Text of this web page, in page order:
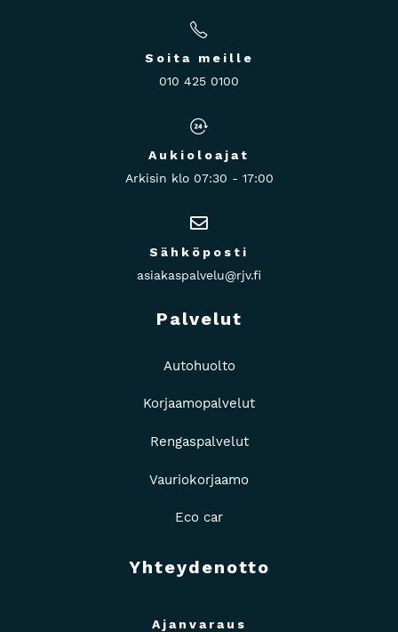
Soita meille
010 425 0100
Aukioloajat
Arkisin klo 07:30 - 17:00
Sähköposti
asiakaspalvelu@rjv.fi
Palvelut
Autohuolto
Korjaamopalvelut
Rengaspalvelut
Vauriokorjaamo
Eco car
Yhteydenotto
Ajanvaraus